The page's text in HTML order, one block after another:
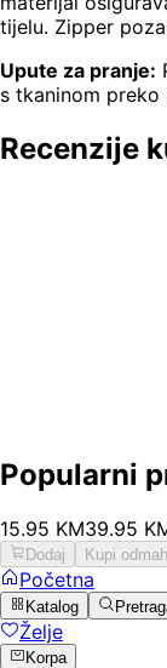
tijelu. Zipper
Upute za pranje:
s tkaninom
Recenzije
Popularni
15.95 KM39.95
Dodaj Kupi odmah
Početna
Katalog
Želje
Korpa